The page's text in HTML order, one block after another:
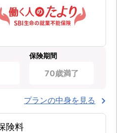
保険期間
70歳満了
プランの中身を見る
険料